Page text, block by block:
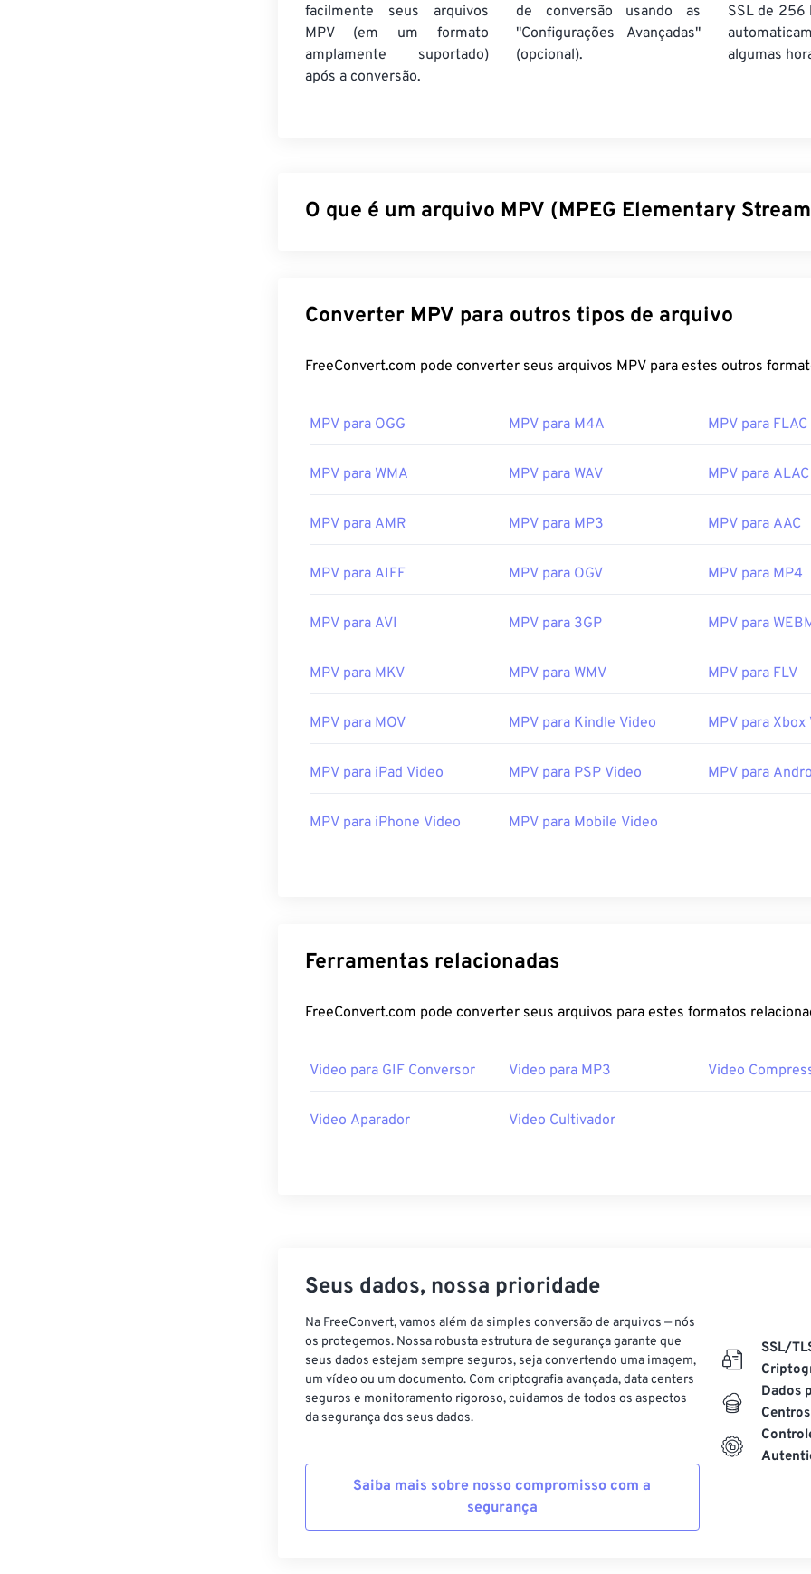
facilmente seus arquivos
MPV (em um formato
amplamente suportado)
após a conversão.
de conversão usando as
"Configurações Avançadas"
(opcional).
SSL de 256
algumas
O que é um arquivo MPV (MPEG Elementary
um controlador na tela (
) acionado por mouse.
Se o clique duplo não funcionar, tente abrir o arquivo usando um dos
VLC media player
Eltima Elmedia Player ,Microsoft Windows Media Player,
Desenvolvido por:
Comunidade de desenvolvedores do MPlayer e Mplayer2
Lançamento inicial:
https://en.wikipedia.org/wiki/Mpv_(media_player)
Converter MPV para outros tipos de arquivo
FreeConvert.com pode converter seus arquivos MPV para estes outros
MPV para OGG MPV para M4A MPV para FLAC
MPV para WMA MPV para WAV MPV para ALAC
MPV para AMR MPV para MP3 MPV para AAC
MPV para AIFF MPV para OGV MPV para MP4
MPV para AVI MPV para 3GP MPV para
MPV para MKV MPV para WMV MPV para FLV
MPV para MOV MPV para Kindle Video MPV para Xbox
MPV para iPad Video MPV para PSP Video MPV para
MPV para iPhone Video MPV para Mobile Video
Ferramentas relacionadas
FreeConvert.com pode converter seus arquivos para estes formatos
Video para GIF Conversor Video para MP3 Video
Video Aparador Video Cultivador
Seus dados, nossa prioridade
Na FreeConvert, vamos além da simples conversão de arquivos — nós
os protegemos. Nossa robusta estrutura de segurança garante que
seus dados estejam sempre seguros, seja convertendo uma imagem,
um vídeo ou um documento. Com criptografia avançada, data centers
seguros e monitoramento rigoroso, cuidamos de todos os aspectos
da segurança dos seus dados.
Saiba mais sobre nosso compromisso com a
segurança
SSL/
Dados
Centros